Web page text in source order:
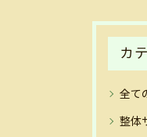
カ
全て
整体